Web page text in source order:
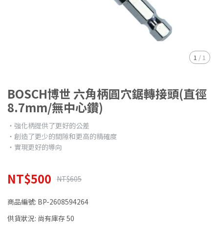
1 / 1
BOSCH博世 六角柄圓穴鋸轉接頭(直徑
8.7mm/無中心鑽)
‧強化柄提供了更好的公差
‧創造了更少的間隙和更高的精確度
‧實現更好的導向
NT$500 NT$605
商品編號: BP-2608594264
供貨狀況: 尚有庫存 50